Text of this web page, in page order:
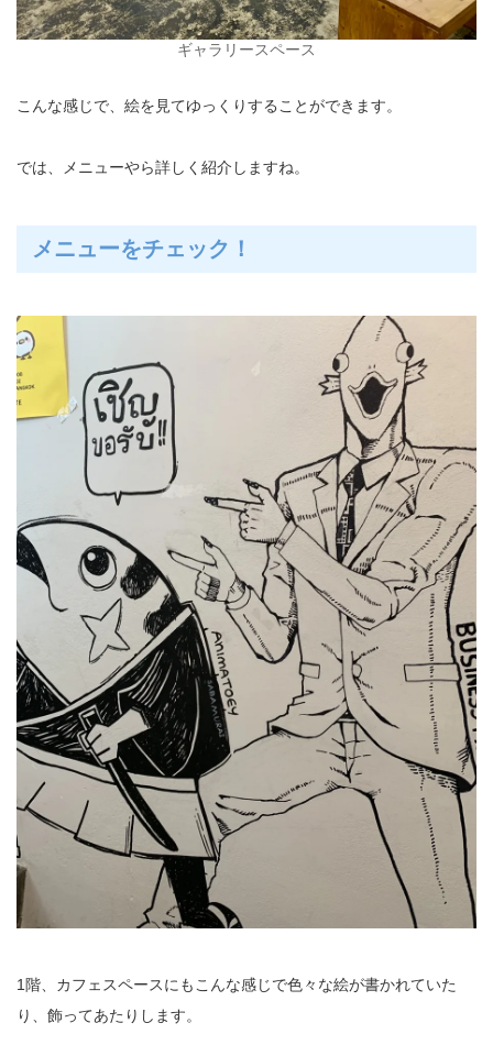
ギャラリースペース
こんな感じで、絵を見てゆっくりすることができます。
では、メニューやら詳しく紹介しますね。
メニューをチェック！
1階、カフェスペースにもこんな感じで色々な絵が書かれていた
り、飾ってあたりします。